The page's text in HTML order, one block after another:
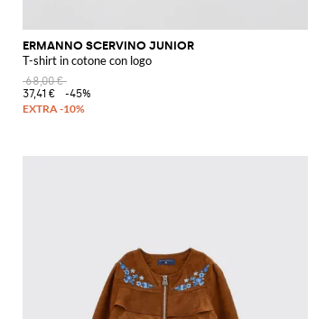
ERMANNO SCERVINO JUNIOR
T-shirt in cotone con logo
68,00 €
37,41 €
-45%